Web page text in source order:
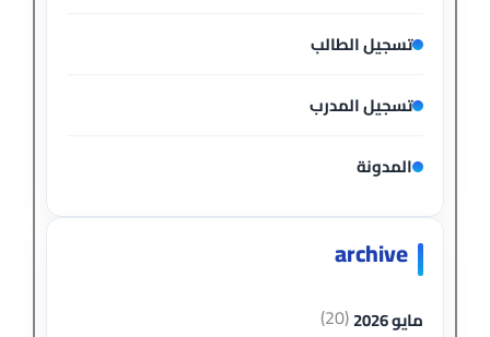
تسجيل الطالب
تسجيل المدرب
المدونة
archive
مايو 2026 (20)